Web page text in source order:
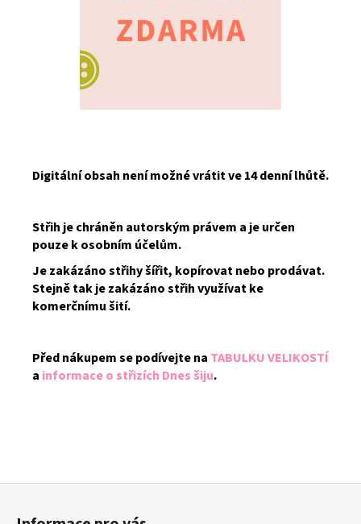
Digitální obsah není možné vrátit ve 14 denní lhůtě.
Střih je chráněn autorským právem a je určen
pouze k osobním účelům.
Je zakázáno střihy šířit, kopírovat nebo prodávat.
Stejně tak je zakázáno střih využívat ke
komerčnímu šití.
Před nákupem se podívejte na TABULKU VELIKOSTÍ
a informace o střizích Dnes šiju.
Z